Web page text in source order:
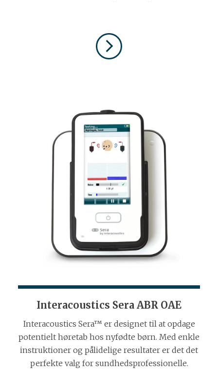
Interacoustics Sera ABR OAE
Interacoustics Sera™ er designet til at opdage
potentielt høretab hos nyfødte børn. Med enkle
instruktioner og pålidelige resultater er det det
perfekte valg for sundhedsprofessionelle.